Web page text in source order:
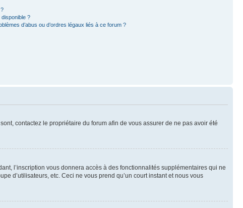
disponible ?
d’abus ou d’ordres légaux liés à ce forum ?
contactez le propriétaire du forum afin de vous assurer de ne pas avoir été
l’inscription vous donnera accès à des fonctionnalités supplémentaires qui ne
d’utilisateurs, etc. Ceci ne vous prend qu’un court instant et nous vous